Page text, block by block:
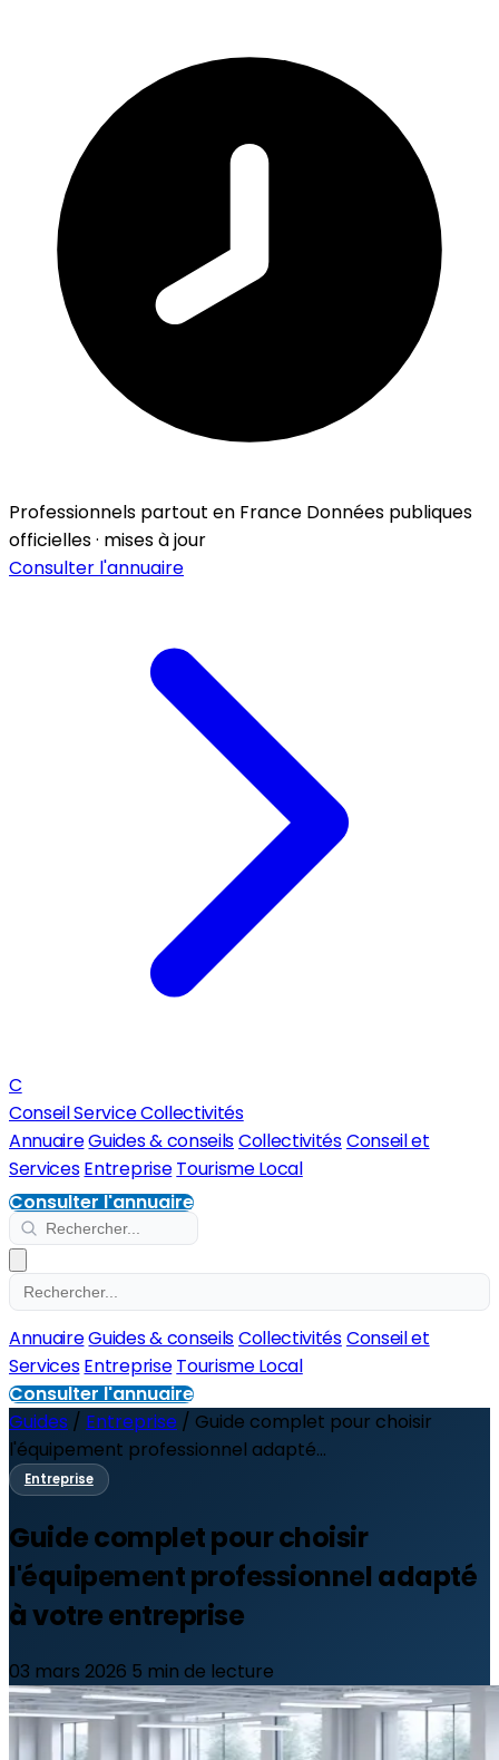
Professionnels partout en France Données publiques
officielles · mises à jour
Consulter l'annuaire
C
Conseil Service Collectivités
AnnuaireGuides & conseilsCollectivitésConseil et
ServicesEntreprise Tourisme Local
Consulter l'annuaire
AnnuaireGuides & conseilsCollectivitésConseil et
ServicesEntreprise Tourisme Local
Consulter l'annuaire
Guides / Entreprise / Guide complet pour choisir
l'équipement professionnel adapté...
Entreprise
Guide complet pour choisir
l'équipement professionnel adapté
à votre entreprise
03 mars 2026 5 min de lecture